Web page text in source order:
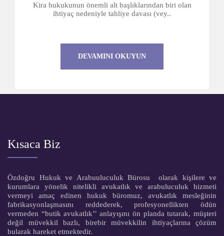
Kira hukukunun önemli alt başlıklarından biri olan
ihtiyaç nedeniyle tahliye davası (vey..
DEVAMINI OKUYUN
Kısaca Biz
Özdoğru Hukuk ve Arabuuluculuk Bürosu olarak kişilere ve
kurumlara yönelik nitelikli avukatlık ve arabuluculuk hizmeti
vermeyi amaç edinen hukuk büromuz, avukatlık mesleğinin
fabrikasyonlaşmasını reddederek, profesyonellikten ödün
vermeden “butik avukatlık’’ anlayışını ön planda tutarak, müşteri
değil müvekkil bazlı, birebir müvekkilin ihtiyaçlarına çözüm
bularak hareket etmektedir.